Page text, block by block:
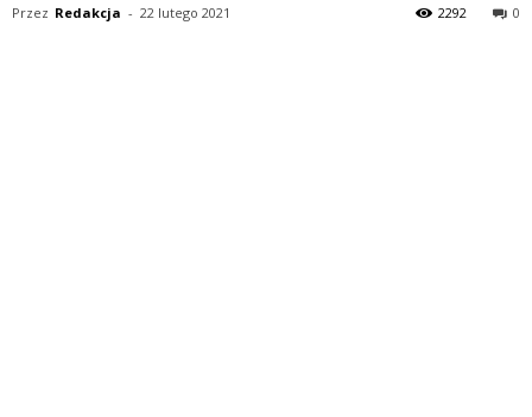
Przez Redakcja - 22 lutego 2021 0
2292